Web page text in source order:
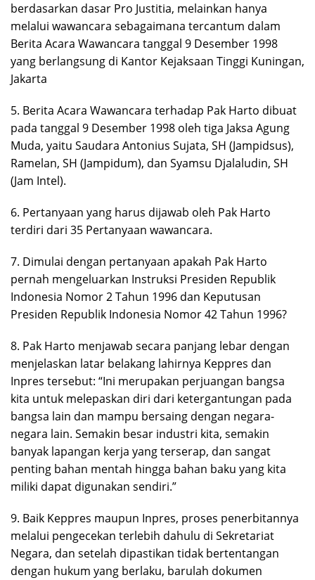
berdasarkan dasar Pro Justitia, melainkan hanya
melalui wawancara sebagaimana tercantum dalam
Berita Acara Wawancara tanggal 9 Desember 1998
yang berlangsung di Kantor Kejaksaan Tinggi Kuningan,
Jakarta
5. Berita Acara Wawancara terhadap Pak Harto dibuat
pada tanggal 9 Desember 1998 oleh tiga Jaksa Agung
Muda, yaitu Saudara Antonius Sujata, SH (Jampidsus),
Ramelan, SH (Jampidum), dan Syamsu Djalaludin, SH
(Jam Intel).
6. Pertanyaan yang harus dijawab oleh Pak Harto
terdiri dari 35 Pertanyaan wawancara.
7. Dimulai dengan pertanyaan apakah Pak Harto
pernah mengeluarkan Instruksi Presiden Republik
Indonesia Nomor 2 Tahun 1996 dan Keputusan
Presiden Republik Indonesia Nomor 42 Tahun 1996?
8. Pak Harto menjawab secara panjang lebar dengan
menjelaskan latar belakang lahirnya Keppres dan
Inpres tersebut: “Ini merupakan perjuangan bangsa
kita untuk melepaskan diri dari ketergantungan pada
bangsa lain dan mampu bersaing dengan negara-
negara lain. Semakin besar industri kita, semakin
banyak lapangan kerja yang terserap, dan sangat
penting bahan mentah hingga bahan baku yang kita
miliki dapat digunakan sendiri.”
9. Baik Keppres maupun Inpres, proses penerbitannya
melalui pengecekan terlebih dahulu di Sekretariat
Negara, dan setelah dipastikan tidak bertentangan
dengan hukum yang berlaku, barulah dokumen